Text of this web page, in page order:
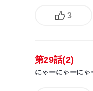
3
第29話(2)
にゃーにゃーにゃ